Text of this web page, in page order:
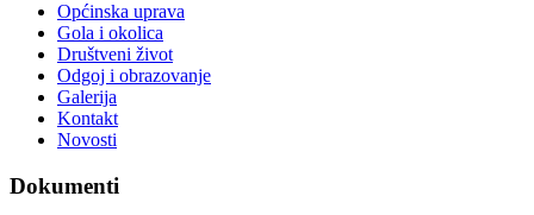
Općinska uprava
Gola i okolica
Društveni život
Odgoj i obrazovanje
Galerija
Kontakt
Novosti
Dokumenti